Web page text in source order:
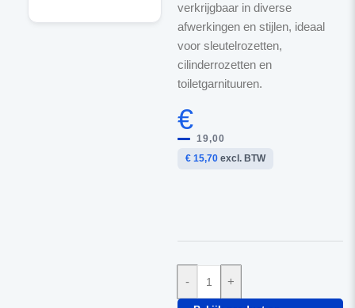
verkrijgbaar in diverse
afwerkingen en stijlen, ideaal
voor sleutelrozetten,
cilinderrozetten en
toiletgarnituuren.
€
19,00
€ 15,70excl. BTW
- +